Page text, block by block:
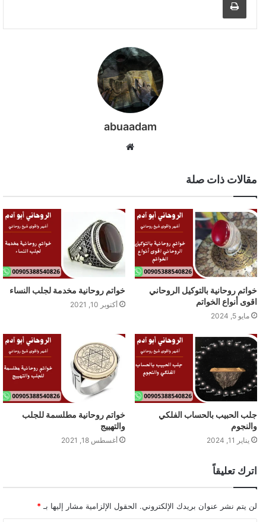
abuaadam
مقالات ذات صلة
خواتم روحانية بالتوكيل الروحاني
اقوى أنواع الخواتم
مايو 5, 2024
خواتم روحانية مخدمة لجلب النساء
أكتوبر 10, 2021
جلب الحبيب بالحساب الفلكي
والنجوم
يناير 11, 2024
خواتم روحانية مطلسمة للجلب
والتهييج
أغسطس 18, 2021
اترك تعليقاً
لن يتم نشر عنوان بريدك الإلكتروني. الحقول الإلزامية مشار إليها بـ *